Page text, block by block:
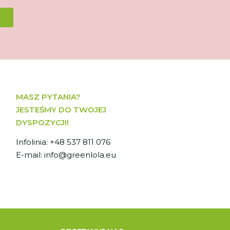
MASZ PYTANIA?
JESTEŚMY DO TWOJEJ
DYSPOZYCJI!
Infolinia: +48 537 811 076
E-mail: info@greenlola.eu